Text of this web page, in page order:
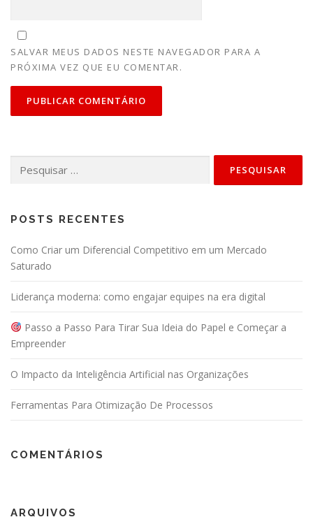
SALVAR MEUS DADOS NESTE NAVEGADOR PARA A
PRÓXIMA VEZ QUE EU COMENTAR.
por:
POSTS RECENTES
Como Criar um Diferencial Competitivo em um Mercado
Saturado
Liderança moderna: como engajar equipes na era digital
Passo a Passo Para Tirar Sua Ideia do Papel e Começar a
Empreender
O Impacto da Inteligência Artificial nas Organizações
Ferramentas Para Otimização De Processos
COMENTÁRIOS
ARQUIVOS